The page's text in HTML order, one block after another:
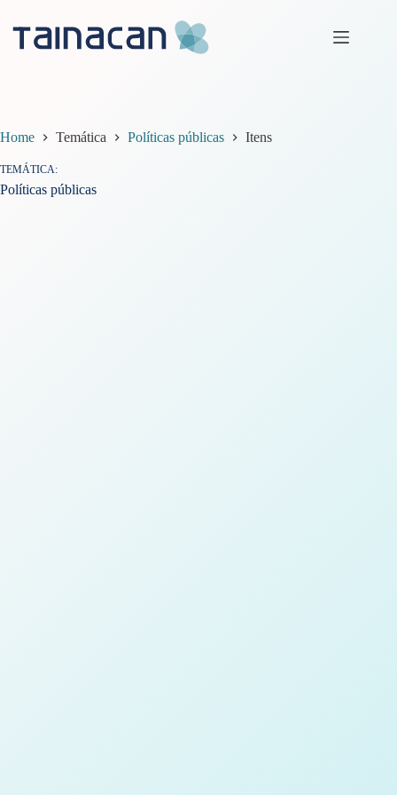
conteúdo
Home Temática Políticas públicas Itens
TEMÁTICA
Políticas públicas